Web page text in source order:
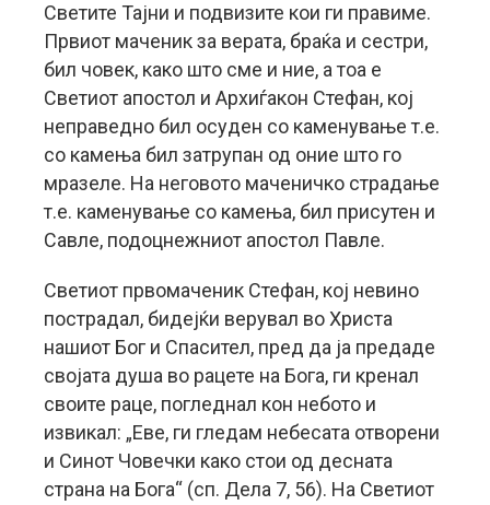
Светите Тајни и подвизите кои ги правиме.
Првиот маченик за верата, браќа и сестри,
бил човек, како што сме и ние, а тоа е
Светиот апостол и Архиѓакон Стефан, кој
неправедно бил осуден со каменување т.е.
со камења бил затрупан од оние што го
мразеле. На неговото маченичко страдање
т.е. каменување со камења, бил присутен и
Савле, подоцнежниот апостол Павле.
Светиот првомаченик Стефан, кој невино
пострадал, бидејќи верувал во Христа
нашиот Бог и Спасител, пред да ја предаде
својата душа во рацете на Бога, ги кренал
своите раце, погледнал кон небото и
извикал: „Еве, ги гледам небесата отворени
и Синот Човечки како стои од десната
страна на Бога“ (сп. Дела 7, 56). На Светиот